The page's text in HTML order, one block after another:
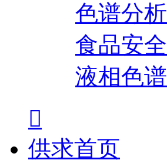
色谱分析
食品安全
液相色谱

供求首页